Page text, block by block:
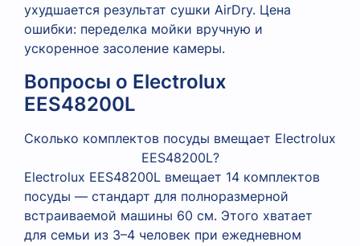
ухудшается результат сушки AirDry. Цена
ошибки: переделка мойки вручную и
ускоренное засоление камеры.
Вопросы о Electrolux
EES48200L
Сколько комплектов посуды вмещает Electrolux
EES48200L?
Electrolux EES48200L вмещает 14 комплектов
посуды — стандарт для полноразмерной
встраиваемой машины 60 см. Этого хватает
для семьи из 3–4 человек при ежедневном